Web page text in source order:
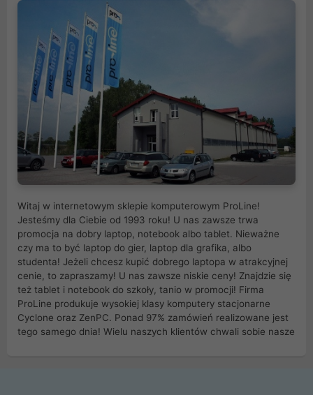
Witaj w internetowym sklepie komputerowym ProLine!
Jesteśmy dla Ciebie od 1993 roku! U nas zawsze trwa
promocja na dobry laptop, notebook albo tablet. Nieważne
czy ma to być laptop do gier, laptop dla grafika, albo
studenta! Jeżeli chcesz kupić dobrego laptopa w atrakcyjnej
cenie, to zapraszamy! U nas zawsze niskie ceny! Znajdzie się
też tablet i notebook do szkoły, tanio w promocji! Firma
ProLine produkuje wysokiej klasy komputery stacjonarne
Cyclone oraz ZenPC. Ponad 97% zamówień realizowane jest
tego samego dnia! Wielu naszych klientów chwali sobie nasze